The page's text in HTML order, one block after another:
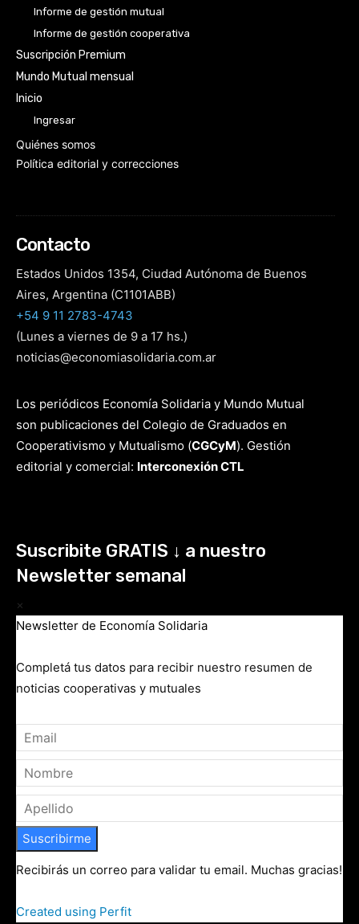
Informe de gestión mutual
Informe de gestión cooperativa
Suscripción Premium
Mundo Mutual mensual
Inicio
Ingresar
Quiénes somos
Política editorial y correcciones
Contacto
Estados Unidos 1354, Ciudad Autónoma de Buenos
Aires, Argentina (C1101ABB)
+54 9 11 2783-4743
(Lunes a viernes de 9 a 17 hs.)
noticias@economiasolidaria.com.ar
Los periódicos Economía Solidaria y Mundo Mutual
son publicaciones del Colegio de Graduados en
Cooperativismo y Mutualismo (CGCyM). Gestión
editorial y comercial: Interconexión CTL
Suscribite GRATIS ↓ a nuestro
Newsletter semanal
×
Newsletter de Economía Solidaria
Completá tus datos para recibir nuestro resumen de
noticias cooperativas y mutuales
Suscribirme
Recibirás un correo para validar tu email. Muchas gracias!
Created using Perfit